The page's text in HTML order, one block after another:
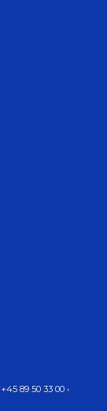
+45 89 50 33 00•